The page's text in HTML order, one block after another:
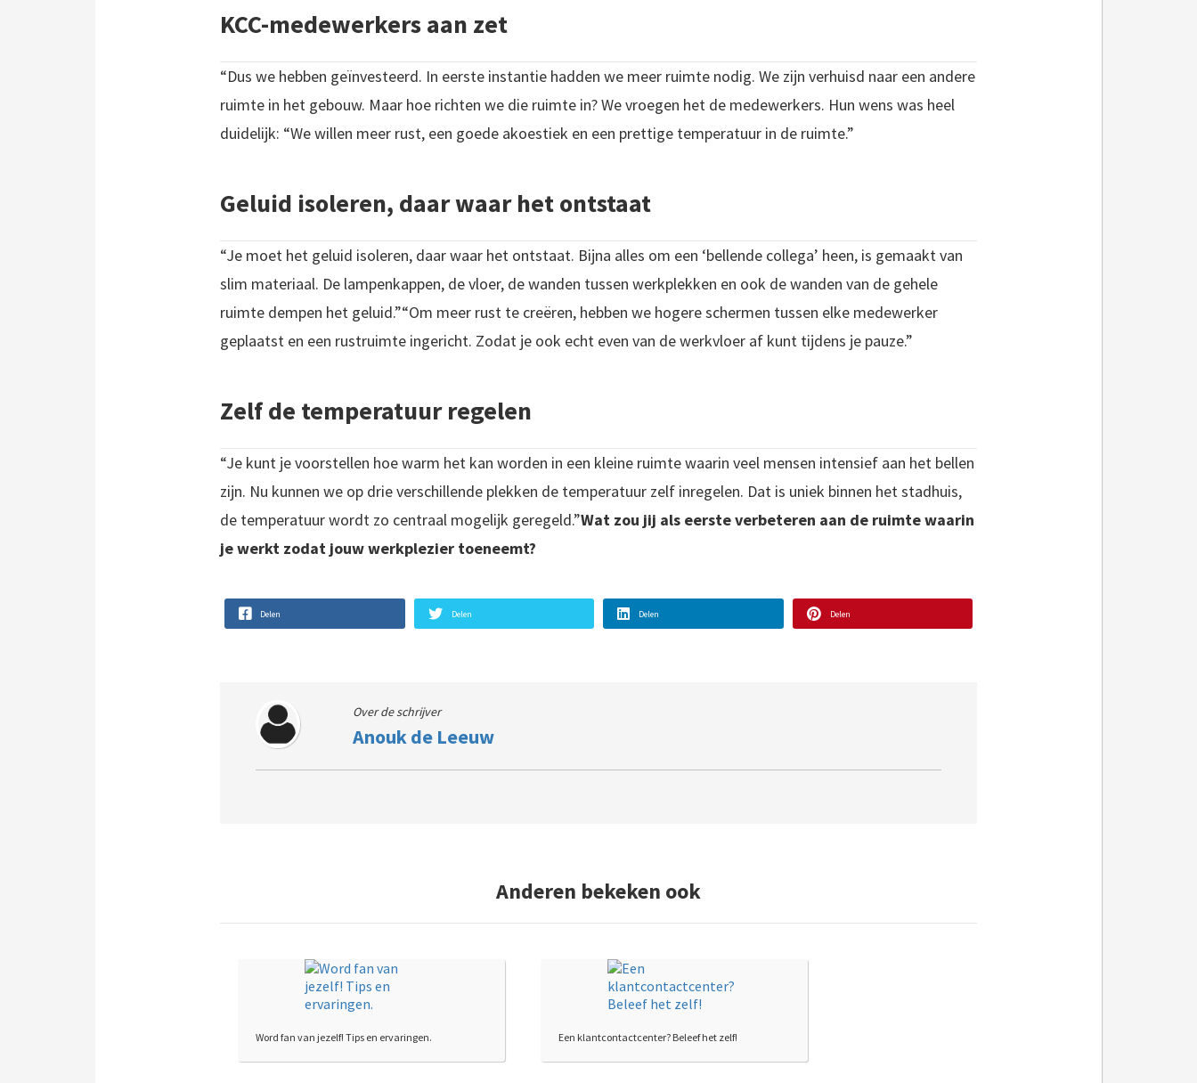
KCC-medewerkers aan zet
“Dus we hebben geïnvesteerd. In eerste instantie hadden we meer ruimte nodig. We zijn verhuisd naar een andere
ruimte in het gebouw. Maar hoe richten we die ruimte in? We vroegen het de medewerkers. Hun wens was heel
duidelijk: “We willen meer rust, een goede akoestiek en een prettige temperatuur in de ruimte.”
Geluid isoleren, daar waar het ontstaat
“Je moet het geluid isoleren, daar waar het ontstaat. Bijna alles om een ‘bellende collega’ heen, is gemaakt van
slim materiaal. De lampenkappen, de vloer, de wanden tussen werkplekken en ook de wanden van de gehele
ruimte dempen het geluid.”“Om meer rust te creëren, hebben we hogere schermen tussen elke medewerker
geplaatst en een rustruimte ingericht. Zodat je ook echt even van de werkvloer af kunt tijdens je pauze.”
Zelf de temperatuur regelen
“Je kunt je voorstellen hoe warm het kan worden in een kleine ruimte waarin veel mensen intensief aan het bellen
zijn. Nu kunnen we op drie verschillende plekken de temperatuur zelf inregelen. Dat is uniek binnen het stadhuis,
de temperatuur wordt zo centraal mogelijk geregeld.”Wat zou jij als eerste verbeteren aan de ruimte waarin
je werkt zodat jouw werkplezier toeneemt?
Delen Delen Delen Delen
Over de schrijver
Anouk de Leeuw
Anderen bekeken ook
Word fan van jezelf! Tips en ervaringen. Een klantcontactcenter? Beleef het zelf!